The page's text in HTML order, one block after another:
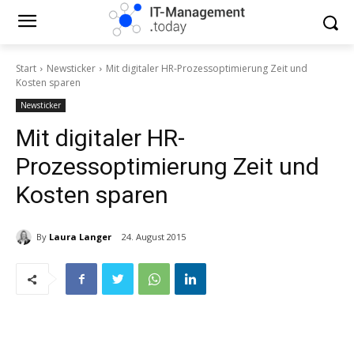
Start Newsticker
Mit digitaler HR-Prozessoptimierung Zeit und
Kosten sparen
Newsticker
Mit digitaler HR-
Prozessoptimierung Zeit und
Kosten sparen
By Laura Langer 24. August 2015